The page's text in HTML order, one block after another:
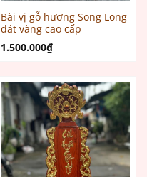
Bài vị gỗ hương Song Long
dát vàng cao cấp
1.500.000₫